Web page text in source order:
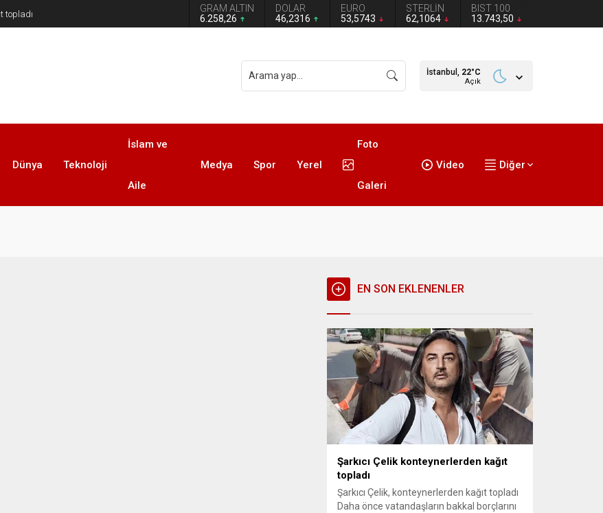
GRAM ALTIN
6.258,26
DOLAR
46,2316
EURO
53,5743
STERLİN
62,1064
BIST 100
13.743,50
İstanbul, 22°C
Açık
Dünya Teknoloji
İslam ve
Aile
Medya Spor Yerel
Foto
Galeri
Video Diğer
EN SON EKLENENLER
Şarkıcı Çelik konteynerlerden kağıt
topladı
Şarkıcı Çelik, konteynerlerden kağıt topladı
Daha önce vatandaşların bakkal borçlarını